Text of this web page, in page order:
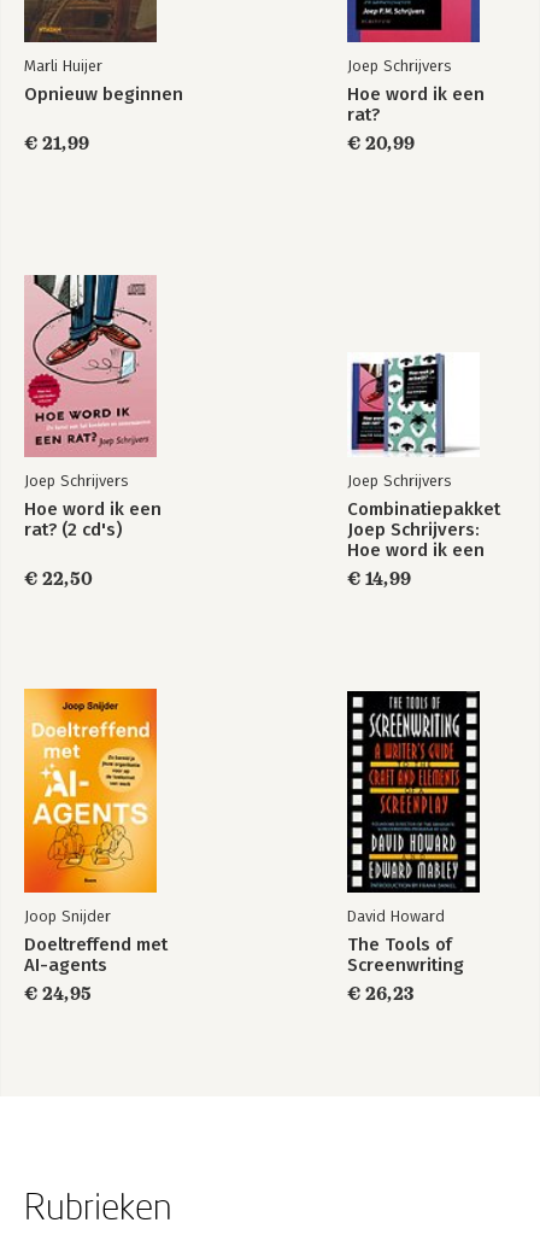
Hoe word ik een
Hoop in bange
dagen
- Spiritualiteit
- Terugkeer van bureaucratie
4 Meer drift-ergonomie
- Organisatorische drift-ergonomie
Epiloog
Geraadpleegde literatuur
Marli Huijer
Opnieuw beginnen
€ 21,99
Joep Schrijvers
Hoe word ik een
rat?
€ 20,99
Joep Schrijvers
Hoe word ik een
rat? (2 cd's)
€ 22,50
Joep Schrijvers
Combinatiepakket
Joep Schrijvers:
Hoe word ik een
rat? + Hoe raak je
ze kwijt?
€ 14,99
Joop Snijder
Doeltreffend met
AI-agents
€ 24,95
David Howard
The Tools of
Screenwriting
€ 26,23
Rubrieken